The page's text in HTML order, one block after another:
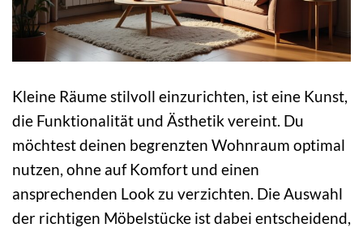
Kleine Räume stilvoll einzurichten, ist eine Kunst,
die Funktionalität und Ästhetik vereint. Du
möchtest deinen begrenzten Wohnraum optimal
nutzen, ohne auf Komfort und einen
ansprechenden Look zu verzichten. Die Auswahl
der richtigen Möbelstücke ist dabei entscheidend,